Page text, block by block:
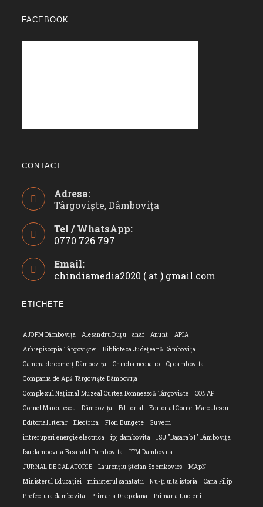
FACEBOOK
CONTACT
Adresa:
Târgoviște, Dâmbovița
Tel / WhatsApp:
0770 726 797
in
your
Email:
chindiamedia2020 ( at ) gmail.com
ETICHETE
AJOFM Dâmbovița Alesandru Duțu anaf Anunt
APIA
Arhiepiscopia Târgoviștei
Biblioteca Județeană Dâmbovița
Camera de comerț Dâmbovița
Chindiamedia.ro
Cj dambovita
Compania de Apă Târgoviște Dâmbovița
Complexul Național Muzeal Curtea Domnească Târgoviște
CONAF
Cornel Marculescu
Dâmbovița Editorial
Editorial Cornel Marculescu
Editorial literar
Electrica Flori Bungete
Guvern
intreruperi energie electrica
ipj dambovita
ISU "Basarab I" Dâmbovița
Isu dambovita Basarab I Dambovita
ITM Dambovita
JURNAL DE CĂLĂTORIE
Laurențiu Ștefan Szemkovics
MApN
Ministerul Educației
ministerul sanatatii Nu-ți uita istoria
Oana Filip
Prefectura dambovita
Primaria Dragodana Primaria Lucieni